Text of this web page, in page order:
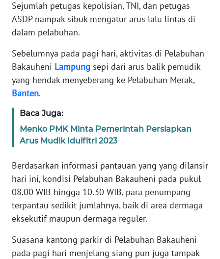
Sejumlah petugas kepolisian, TNI, dan petugas
ASDP nampak sibuk mengatur arus lalu lintas di
dalam pelabuhan.
Sebelumnya pada pagi hari, aktivitas di Pelabuhan
Bakauheni Lampung sepi dari arus balik pemudik
yang hendak menyeberang ke Pelabuhan Merak,
Banten.
Baca Juga:
Menko PMK Minta Pemerintah Persiapkan
Arus Mudik Idulfitri 2023
Berdasarkan informasi pantauan yang yang dilansir
hari ini, kondisi Pelabuhan Bakauheni pada pukul
08.00 WIB hingga 10.30 WIB, para penumpang
terpantau sedikit jumlahnya, baik di area dermaga
eksekutif maupun dermaga reguler.
Suasana kantong parkir di Pelabuhan Bakauheni
pada pagi hari menjelang siang pun juga tampak
WN
BANTEN
WN
WN
KEPRI
PAPUA
PAPUA
BARAT
WN
RIAU
WN
SERAMBI